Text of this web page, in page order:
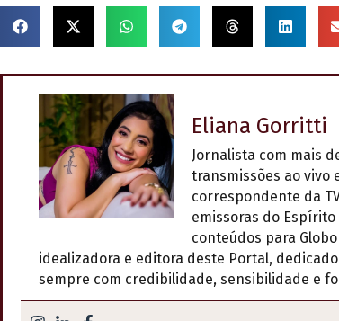
Eliana Gorritti
Jornalista com mais
transmissões ao vivo
correspondente da
emissoras do Espírito
conteúdos para
idealizadora e editora deste Portal,
sempre com credibilidade, sensibilidade e